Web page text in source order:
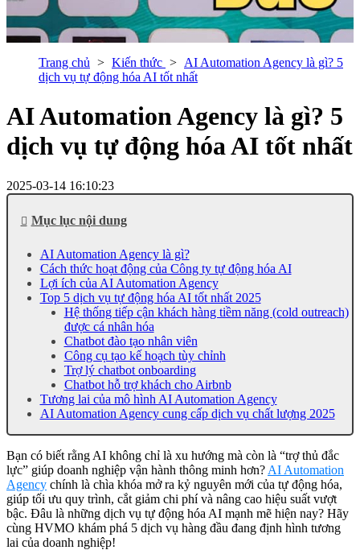
Trang chủ Kiến thức
AI Automation Agency là gì? 5
dịch vụ tự động hóa AI tốt nhất
AI Automation Agency là gì? 5
dịch vụ tự động hóa AI tốt nhất
2025-03-14 16:10:23
Mục lục nội dung
AI Automation Agency là gì?
Cách thức hoạt động của Công ty tự động hóa AI
Lợi ích của AI Automation Agency
Top 5 dịch vụ tự động hóa AI tốt nhất 2025
Hệ thống tiếp cận khách hàng tiềm năng (cold outreach)
được cá nhân hóa
Chatbot đào tạo nhân viên
Công cụ tạo kế hoạch tùy chỉnh
Trợ lý chatbot onboarding
Chatbot hỗ trợ khách cho Airbnb
Tương lai của mô hình AI Automation Agency
AI Automation Agency cung cấp dịch vụ chất lượng 2025
Bạn có biết rằng AI không chỉ là xu hướng mà còn là “trợ thủ đắc
lực” giúp doanh nghiệp vận hành thông minh hơn? AI Automation
Agency chính là chìa khóa mở ra kỷ nguyên mới của tự động hóa,
giúp tối ưu quy trình, cắt giảm chi phí và nâng cao hiệu suất vượt
bậc. Đâu là những dịch vụ tự động hóa AI mạnh mẽ hiện nay? Hãy
cùng HVMO khám phá 5 dịch vụ hàng đầu đang định hình tương
lai của doanh nghiệp!